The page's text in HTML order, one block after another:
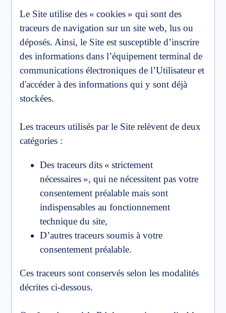
Le Site utilise des « cookies » qui sont des
traceurs de navigation sur un site web, lus ou
déposés. Ainsi, le Site est susceptible d’inscrire
des informations dans l’équipement terminal de
communications électroniques de l’Utilisateur et
d'accéder à des informations qui y sont déjà
stockées.
Les traceurs utilisés par le Site relèvent de deux
catégories :
Des traceurs dits « strictement
nécessaires », qui ne nécessitent pas votre
consentement préalable mais sont
indispensables au fonctionnement
technique du site,
D’autres traceurs soumis à votre
consentement préalable.
Ces traceurs sont conservés selon les modalités
décrites ci-dessous.